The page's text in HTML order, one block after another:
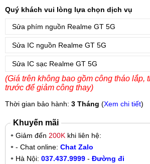
Quý khách vui lòng lựa chọn dịch vụ
Sửa phím nguồn Realme GT 5G
Sửa IC nguồn Realme GT 5G
Sửa IC sạc Realme GT 5G
(Giá trên không bao gồm công tháo lắp,
trước để giảm công thay)
Thời gian bảo hành: 3 Tháng (Xem chi tiết)
Khuyến mãi
Giảm đến 200K khi liên hệ:
- Chat online: Chat Zalo
Hà Nội: 037.437.9999 - Đường đi